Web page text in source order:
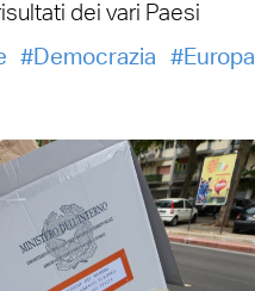
dei vari Paesi
Democrazia
Europa